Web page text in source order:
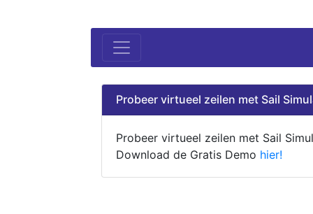
Probeer virtueel zeilen met Sail
Probeer virtueel zeilen met Sail
Download de Gratis Demo hier!